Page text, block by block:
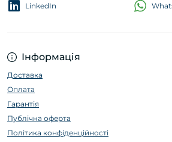
Інформація
Доставка
Оплата
Гарантія
Публічна оферта
Політика конфіденційності
LinkedIn